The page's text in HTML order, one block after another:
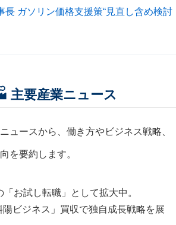
長 ガソリン価格支援策“見直し含め検討
主要産業ニュース
ュースから、働き方やビジネス戦略、
を要約します。
お試し転職」として拡大中。
陽ビジネス」買収で独自成長戦略を展